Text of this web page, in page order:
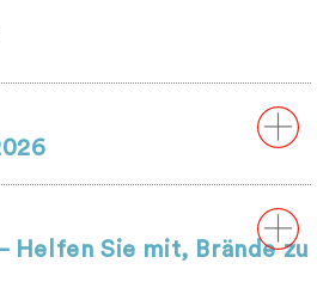
Helfen Sie mit, Brände zu